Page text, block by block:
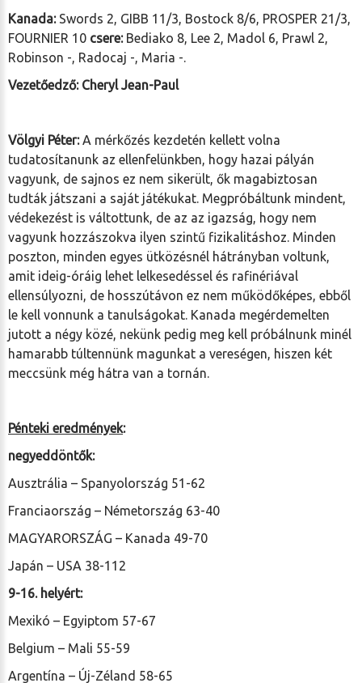
Kanada:Swords 2, GIBB 11/3, Bostock 8/6, PROSPER 21/3,
FOURNIER 10 csere:Bediako 8, Lee 2, Madol 6, Prawl 2,
Robinson -, Radocaj -, Maria -.
Vezetőedző: Cheryl Jean-Paul
Völgyi Péter:A mérkőzés kezdetén kellett volna
tudatosítanunk az ellenfelünkben, hogy hazai pályán
vagyunk, de sajnos ez nem sikerült, ők magabiztosan
tudták játszani a saját játékukat. Megpróbáltunk mindent,
védekezést is váltottunk, de az az igazság, hogy nem
vagyunk hozzászokva ilyen szintű fizikalitáshoz. Minden
poszton, minden egyes ütközésnél hátrányban voltunk,
amit ideig-óráig lehet lelkesedéssel és rafinériával
ellensúlyozni, de hosszútávon ez nem működőképes, ebből
le kell vonnunk a tanulságokat. Kanada megérdemelten
jutott a négy közé, nekünk pedig meg kell próbálnunk minél
hamarabb túltennünk magunkat a vereségen, hiszen két
meccsünk még hátra van a tornán.
Pénteki eredmények:
negyeddöntők:
Ausztrália – Spanyolország 51-62
Franciaország – Németország 63-40
MAGYARORSZÁG – Kanada 49-70
Japán – USA 38-112
9-16. helyért:
Mexikó – Egyiptom 57-67
Belgium – Mali 55-59
Argentína – Új-Zéland 58-65